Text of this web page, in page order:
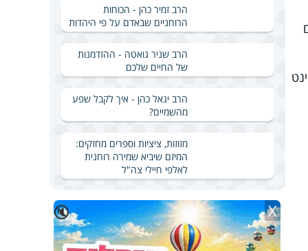
חולים
הרב זמיר כהן - הכוחות
הרוחניים שבאדם על פי היהדות
הרב שניר גואטה - ההזדמנות
של החיים שלכם
הרב יגאל כהן - איך לקבל שפע
מהשמיים?
מזוזות, ציציות וספרים מחזקים:
המיזם שיביא שמירה רוחנית
לאלפי חיילי צה"ל
🔇 X